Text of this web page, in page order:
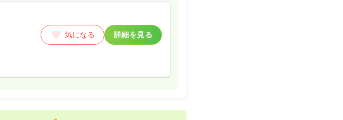
気になる 詳細を見る